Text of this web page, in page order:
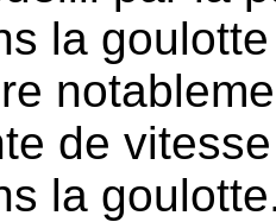
la
de
la